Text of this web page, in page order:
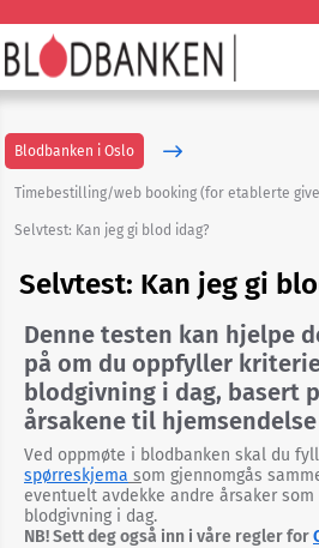
Blodbanken i Oslo
Timebestilling/web booking (for etablerte
Selvtest: Kan jeg gi blod idag?
Kontakt
oss
Web-
Selvtest: Kan jeg gi
Denne testen kan hjelpe
på om du oppfyller
blodgivning i dag, basert
årsakene til
Ved oppmøte i blodbanken skal du
spørreskjema som gjennomgås
eventuelt avdekke andre årsaker
blodgivning i dag.
NB! Sett deg også inn i våre regler for